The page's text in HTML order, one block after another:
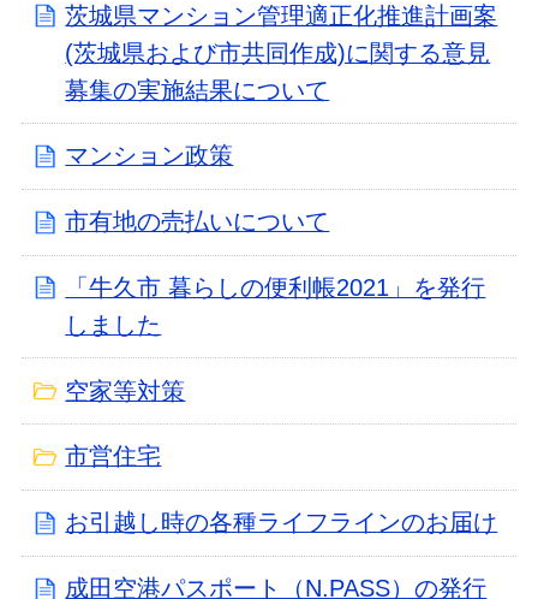
茨城県マンション管理適正化推進計画案
(茨城県および市共同作成)に関する意見
募集の実施結果について
マンション政策
市有地の売払いについて
「牛久市 暮らしの便利帳2021」を発行
しました
空家等対策
市営住宅
お引越し時の各種ライフラインのお届け
成田空港パスポート（N.PASS）の発行